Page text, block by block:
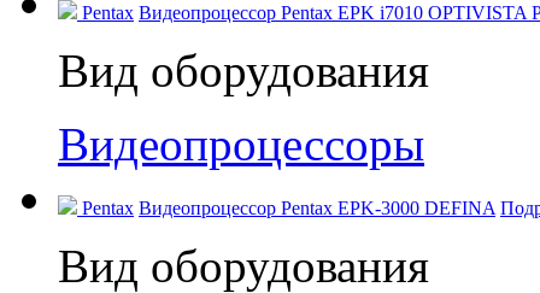
Pentax Видеопроцессор Pentax EPK i7010 OPTIVISTA
Вид оборудования
Видеопроцессоры
Pentax Видеопроцессор Pentax EPK‑3000 DEFINA
Вид оборудования